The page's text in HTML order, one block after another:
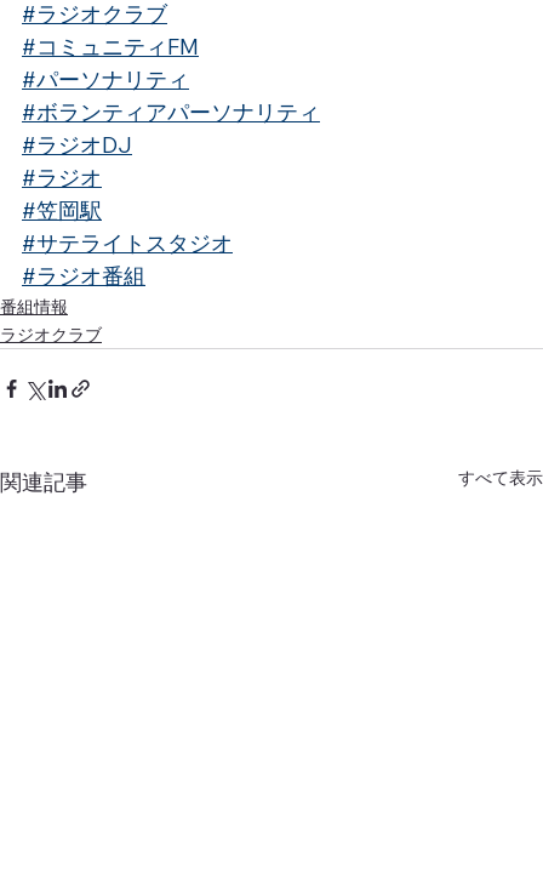
#ラジオクラブ
#コミュニティFM
#パーソナリティ
#ボランティアパーソナリティ
#ラジオDJ
#ラジオ
#笠岡駅
#サテライトスタジオ
#ラジオ番組
番組情報
ラジオクラブ
関連記事 すべて表示